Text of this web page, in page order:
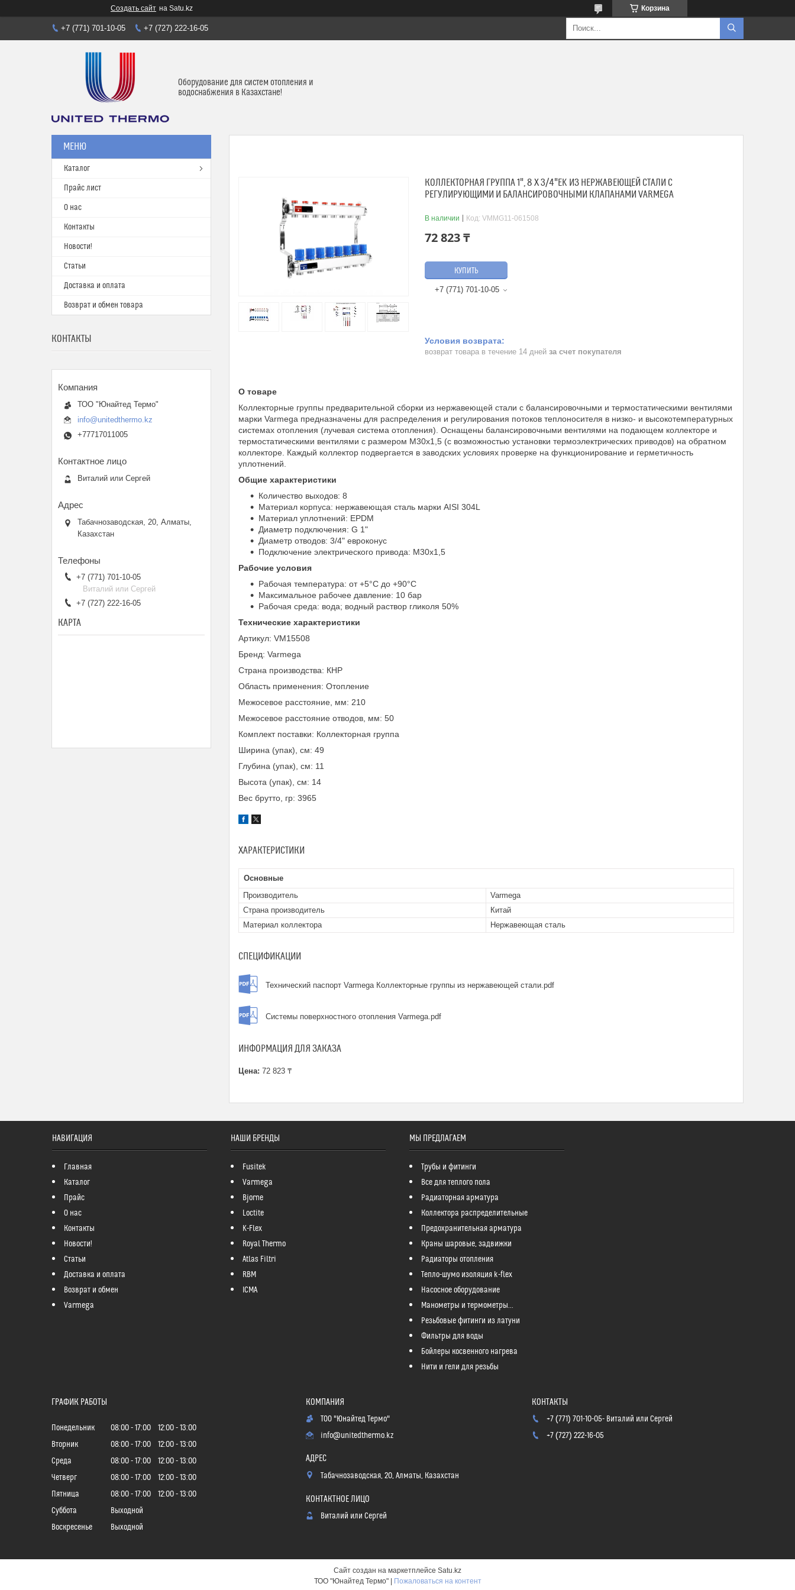
Создать сайт на Satu.kz Корзина
+7 (771) 701-10-05 +7 (727) 222-16-05
Оборудование для систем отопления и
водоснабжения в Казахстане!
КОЛЛЕКТОРНАЯ ГРУППА 1", 8 X 3/4"EK ИЗ НЕРЖАВЕЮЩЕЙ СТАЛИ С
РЕГУЛИРУЮЩИМИ И БАЛАНСИРОВОЧНЫМИ КЛАПАНАМИ VARMEGA
В наличии Код: VMMG11-061508
72 823 ₸
КУПИТЬ
+7 (771) 701-10-05
возврат товара в течение 14 дней за счет покупателя
О товаре
Коллекторные группы предварительной сборки из нержавеющей стали с балансировочными и термостатическими вентилями
марки Varmega предназначены для распределения и регулирования потоков теплоносителя в низко- и высокотемпературных
системах отопления (лучевая система отопления). Оснащены балансировочными вентилями на подающем коллекторе и
термостатическими вентилями с размером M30x1,5 (с возможностью установки термоэлектрических приводов) на обратном
коллекторе. Каждый коллектор подвергается в заводских условиях проверке на функционирование и герметичность
уплотнений.
Общие характеристики
Количество выходов: 8
Материал корпуса: нержавеющая сталь марки AISI 304L
Материал уплотнений: EPDM
Диаметр подключения: G 1"
Диаметр отводов: 3/4" евроконус
Подключение электрического привода: M30x1,5
Рабочие условия
Рабочая температура: от +5°C до +90°C
Максимальное рабочее давление: 10 бар
Рабочая среда: вода; водный раствор гликоля 50%
Технические характеристики
Артикул: VM15508
Бренд: Varmega
Страна производства: КНР
Область применения: Отопление
Межосевое расстояние, мм: 210
Межосевое расстояние отводов, мм: 50
Комплект поставки: Коллекторная группа
Ширина (упак), см: 49
Глубина (упак), см: 11
Высота (упак), см: 14
Вес брутто, гр: 3965
ХАРАКТЕРИСТИКИ
Основные
Производитель
Varmega
Страна производитель
Китай
Материал коллектора
Нержавеющая сталь
СПЕЦИФИКАЦИИ
Технический паспорт Varmega Коллекторные группы из нержавеющей стали.pdf
Системы поверхностного отопления Varmega.pdf
ИНФОРМАЦИЯ ДЛЯ ЗАКАЗА
Цена: 72 823 ₸
Каталог
Прайс лист
О нас
Контакты
Новости!
Статьи
Доставка и оплата
Возврат и обмен товара
КОНТАКТЫ
ТОО "Юнайтед Термо"
info@unitedthermo.kz
+77717011005
Виталий или Сергей
Табачнозаводская, 20, Алматы,
Казахстан
+7 (771) 701-10-05
Виталий или Сергей
+7 (727) 222-16-05
КАРТА
НАВИГАЦИЯ
Главная
Каталог
Прайс
О нас
Контакты
Новости!
Статьи
Доставка и оплата
Возврат и обмен
Varmega
НАШИ БРЕНДЫ
Fusitek
Varmega
Bjorne
Loctite
K-Flex
Royal Thermo
Atlas Filtri
RBM
ICMA
МЫ ПРЕДЛАГАЕМ
Трубы и фитинги
Все для теплого пола
Радиаторная арматура
Коллектора распределительные
Предохранительная арматура
Краны шаровые, задвижки
Радиаторы отопления
Тепло-шумо изоляция k-flex
Насосное оборудование
Манометры и термометры...
Резьбовые фитинги из латуни
Фильтры для воды
Бойлеры косвенного нагрева
Нити и гели для резьбы
ГРАФИК РАБОТЫ
Понедельник 08:00 17:00 12:00
13:00
Вторник
08:00 17:00 12:00
13:00
Среда
08:00 17:00 12:00
13:00
Четверг
08:00 17:00 12:00
13:00
Пятница
08:00 17:00 12:00
13:00
Суббота
Выходной
Воскресенье
Выходной
ТОО "Юнайтед Термо"
info@unitedthermo.kz
Табачнозаводская, 20, Алматы, Казахстан
Виталий или Сергей
+7 (771) 701-10-05 Виталий или Сергей
+7 (727) 222-16-05
Сайт создан на маркетплейсе Satu.kz
Пожаловаться на контент